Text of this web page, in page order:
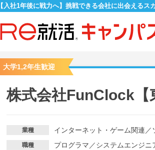
【入社1年後に戦力へ】挑戦できる会社に出会えるス
大学1,2年生歓迎
株式会社FunClock【
業種 インターネット・ゲーム関連 ／
職種 プログラマ ／システムエンジニ